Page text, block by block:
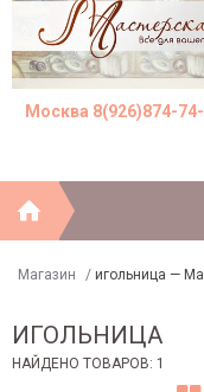
Москва 8(926)874-
Магазин / игольница —
ИГОЛЬНИЦА
НАЙДЕНО ТОВАРОВ: 1